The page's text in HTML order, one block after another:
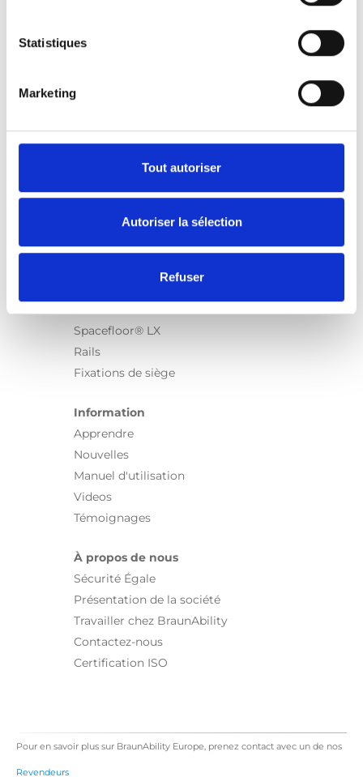
Statistiques
Marketing
Tout autoriser
Autoriser la sélection
Refuser
Carony
Carospeed Classic
Plateformes pour fauteuils roulant
Spacefloor® LX
Rails
Fixations de siège
Information
Apprendre
Nouvelles
Manuel d'utilisation
Videos
Témoignages
À propos de nous
Sécurité Égale
Présentation de la société
Travailler chez BraunAbility
Contactez-nous
Certification ISO
Pour en savoir plus sur BraunAbility Europe, prenez contact avec un de nos
Revendeurs